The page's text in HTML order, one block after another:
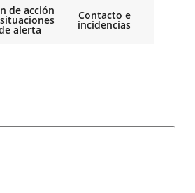
de acción
alerta
Contacto e
incidencias